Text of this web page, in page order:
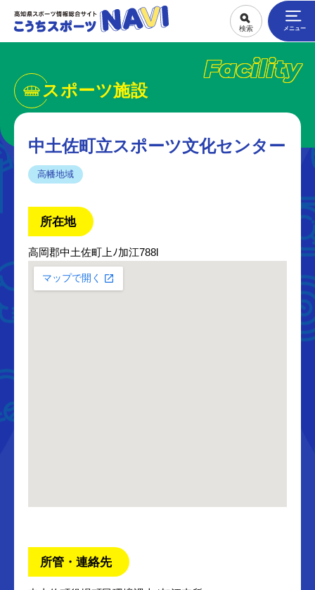
Facility
スポーツ施設
中土佐町立スポーツ文化センター
高幡地域
所在地
高岡郡中土佐町上ﾉ加江788l
所管・連絡先